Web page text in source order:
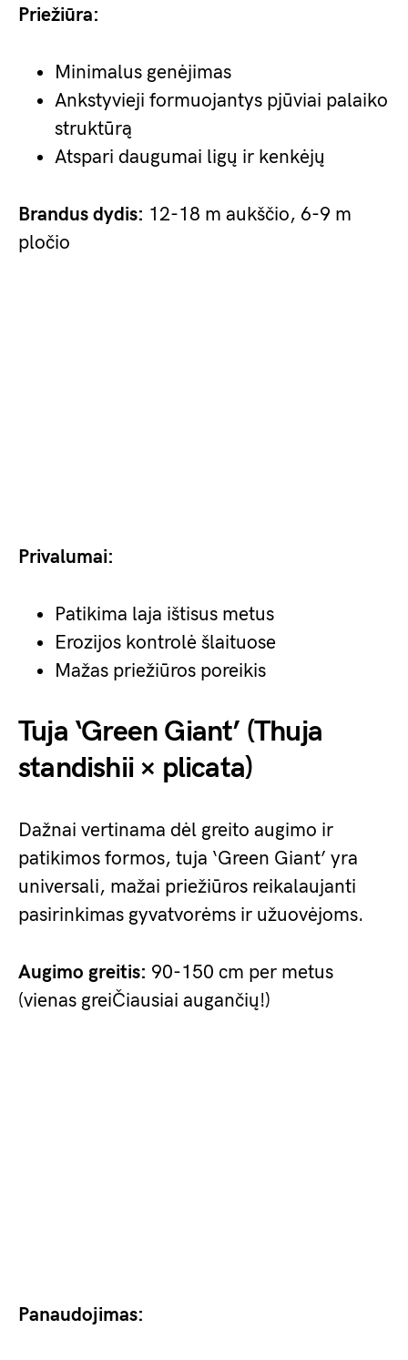
Priežiūra:
Minimalus genėjimas
Ankstyvieji formuojantys pjūviai palaiko
struktūrą
Atspari daugumai ligų ir kenkėjų
Brandus dydis: 12-18 m aukščio, 6-9 m
pločio
Privalumai:
Patikima laja ištisus metus
Erozijos kontrolė šlaituose
Mažas priežiūros poreikis
Tuja ‘Green Giant’ (Thuja
standishii × plicata)
Dažnai vertinama dėl greito augimo ir
patikimos formos, tuja ‘Green Giant’ yra
universali, mažai priežiūros reikalaujanti
pasirinkimas gyvatvorėms ir užuovėjoms.
Augimo greitis: 90-150 cm per metus
(vienas greiČiausiai augančių!)
Panaudojimas: